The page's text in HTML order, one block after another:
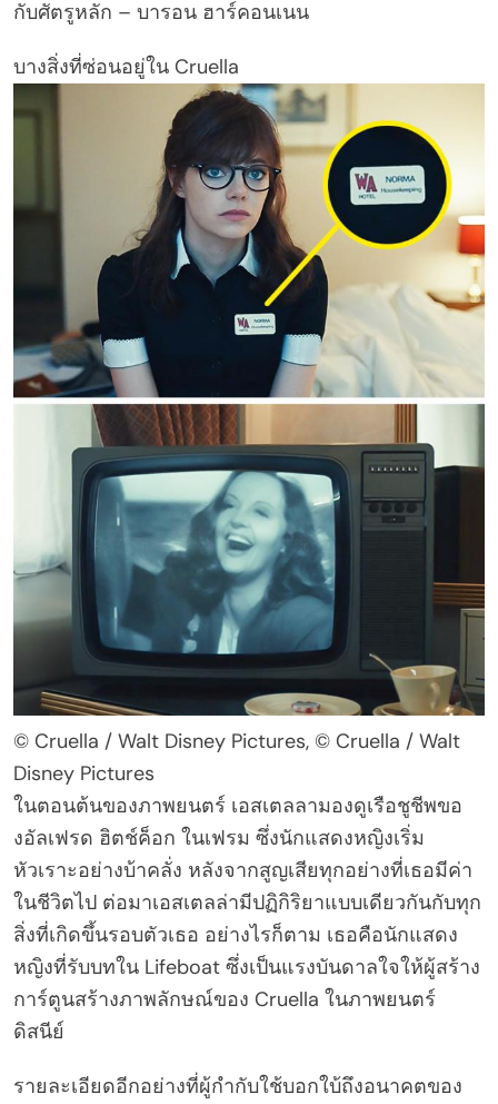
กับศัตรูหลัก – บารอน ฮาร์คอนเนน
บางสิ่งที่ซ่อนอยู่ใน Cruella
© Cruella / Walt Disney Pictures, © Cruella / Walt
Disney Pictures
ในตอนต้นของภาพยนตร์ เอสเตลลามองดูเรือชูชีพขอ
งอัลเฟรด ฮิตช์ค็อก ในเฟรม ซึ่งนักแสดงหญิงเริ่ม
หัวเราะอย่างบ้าคลั่ง หลังจากสูญเสียทุกอย่างที่เธอมีค่า
ในชีวิตไป ต่อมาเอสเตลล่ามีปฏิกิริยาแบบเดียวกันกับทุก
สิ่งที่เกิดขึ้นรอบตัวเธอ อย่างไรก็ตาม เธอคือนักแสดง
หญิงที่รับบทใน Lifeboat ซึ่งเป็นแรงบันดาลใจให้ผู้สร้าง
การ์ตูนสร้างภาพลักษณ์ของ Cruella ในภาพยนตร์
ดิสนีย์
รายละเอียดอีกอย่างที่ผู้กำกับใช้บอกใบ้ถึงอนาคตของ